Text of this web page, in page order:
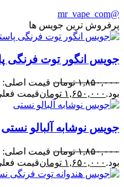
@mr_vape_com
پرفروش ترین جویس ها
جویس انگور توت فرنگی
۱,۸۵۰,۰۰۰ تومان
بود. ۱,۶۵۰,۰۰۰ تومانقیمت فعلی: ۱,۶۵۰,۰۰۰
جویس نوشابه آلبالو نستی
۱,۸۵۰,۰۰۰ تومان
بود. ۱,۶۵۰,۰۰۰ تومانقیمت فعلی: ۱,۶۵۰,۰۰۰